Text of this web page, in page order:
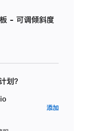
- 可调倾斜度
划？
添加